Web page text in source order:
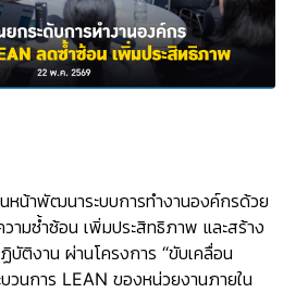
หน้าพัฒนาระบบการทำงานองค์กรด้วย
ามซ้ำซ้อน เพิ่มประสิทธิภาพ และสร้าง
บัติงาน ผ่านโครงการ “ขับเคลื่อน
วนการ LEAN ของหน่วยงานภายใน